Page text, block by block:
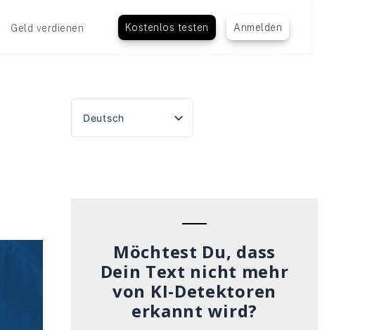
Geld verdienen Kostenlos testen Anmelden
Deutsch
English
Möchtest Du, dass
Dein Text nicht mehr
von KI-Detektoren
erkannt wird?